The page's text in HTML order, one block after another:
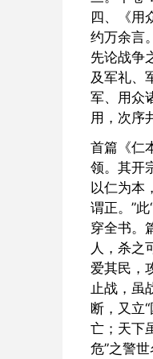
四、《用
约万余言
先论战争
及军礼、
军、用众
用，次序
首篇《仁本》，为全书纲
领。其开
以仁为本
谓正。”
穿全书。
人，杀之
爱其民，
止战，虽
断，又立
亡；天下
危”之警